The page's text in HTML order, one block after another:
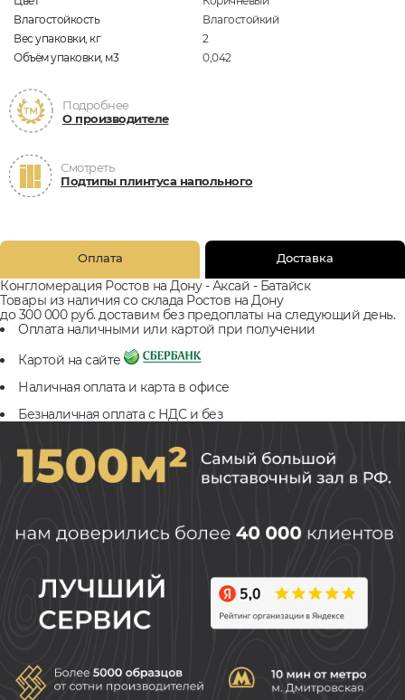
Влагостойкость
Влагостойкий
Вес упаковки, кг
2
Объём упаковки, м3
0,042
Подробнее
О производителе
Смотреть
Подтипы плинтуса напольного
Оплата Доставка
Конгломерация Ростов на Дону - Аксай - Батайск
Товары из наличия со склада Ростов на Дону
до 300 000 руб. доставим без предоплаты на следующий день.
Оплата наличными или картой при получении
Картой на сайте
Наличная оплата и карта в офисе
Безналичная оплата с НДС и без